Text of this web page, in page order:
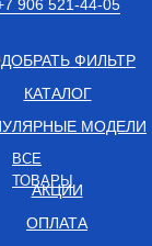
КАТАЛОГ
ОПЛАТА
906 521-44-05
АКЦИИ
МОДЕЛИ
ВСЕ
ТОВАРЫ
ФИЛЬТР